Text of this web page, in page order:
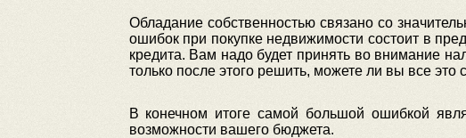
Обладание собственностью связано со
ошибок при покупке недвижимости состоит в
кредита. Вам надо будет принять во внимание
только после этого решить, можете ли вы все это
В конечном итоге самой большой ошибкой
возможности вашего бюджета.